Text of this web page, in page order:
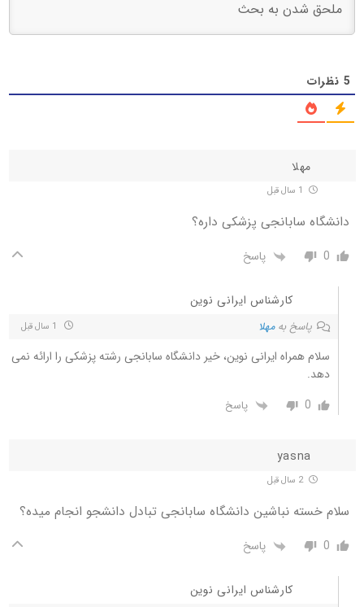
5 نظرات
مهلا
دانشگاه سابانجی پزشکی داره؟
0 پاسخ
کارشناس ایرانی نوین
پاسخ بهمهلا
سلام همراه ایرانی نوین، خیر دانشگاه سابانجی رشته پزشکی را ارائه نمی
دهد.
0
پاسخ
yasna
2 سال قبل
سلام خسته نباشین دانشگاه سابانجی تبادل دانشجو انجام میده؟
0 پاسخ
کارشناس ایرانی نوین